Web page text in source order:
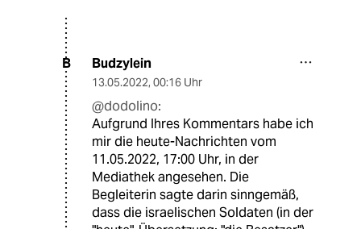
B Budzylein
13.05.2022, 00:16 Uhr
@dodolino:
Aufgrund Ihres Kommentars habe ich
mir die heute-Nachrichten vom
11.05.2022, 17:00 Uhr, in der
Mediathek angesehen. Die
Begleiterin sagte darin sinngemäß,
dass die israelischen Soldaten (in der